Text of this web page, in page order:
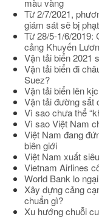
màu vàng
Từ 2/7/2021,
giám sát sẽ bị phạt
Từ 28/5-1/6/2019:
cảng Khuyến
Vận tải biển 2021
Vận tải biển đi
Suez?
Vận tải biển lên
Vận tải đường sắt
Vì sao chưa thể
Vì sao Việt Nam
Việt Nam đang
biên giới
Việt Nam xuất
Vietnam Airlines
World Bank lo
Xây dựng cảng
chuẩn gì?
Xu hướng chuỗi